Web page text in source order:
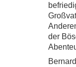
der